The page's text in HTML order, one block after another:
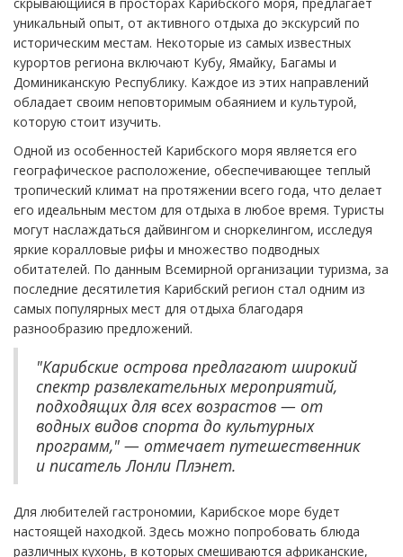
уникальный опыт, от активного отдыха до экскурсий по
историческим местам. Некоторые из самых известных
курортов региона включают Кубу, Ямайку, Багамы и
Доминиканскую Республику. Каждое из этих направлений
обладает своим неповторимым обаянием и культурой,
которую стоит изучить.
Одной из особенностей Карибского моря является его
географическое расположение, обеспечивающее теплый
тропический климат на протяжении всего года, что делает
его идеальным местом для отдыха в любое время. Туристы
могут наслаждаться дайвингом и сноркелингом, исследуя
яркие коралловые рифы и множество подводных
обитателей. По данным Всемирной организации туризма, за
последние десятилетия Карибский регион стал одним из
самых популярных мест для отдыха благодаря
разнообразию предложений.
"Карибские острова предлагают широкий
спектр развлекательных мероприятий,
подходящих для всех возрастов — от
водных видов спорта до культурных
программ," — отмечает путешественник
и писатель Лонли Плэнет.
Для любителей гастрономии, Карибское море будет
настоящей находкой. Здесь можно попробовать блюда
различных кухонь, в которых смешиваются африканские,